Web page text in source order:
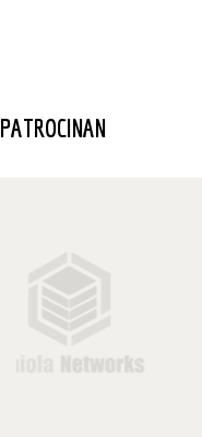
PATROCINAN